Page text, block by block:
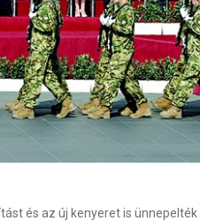
és az új kenyeret is